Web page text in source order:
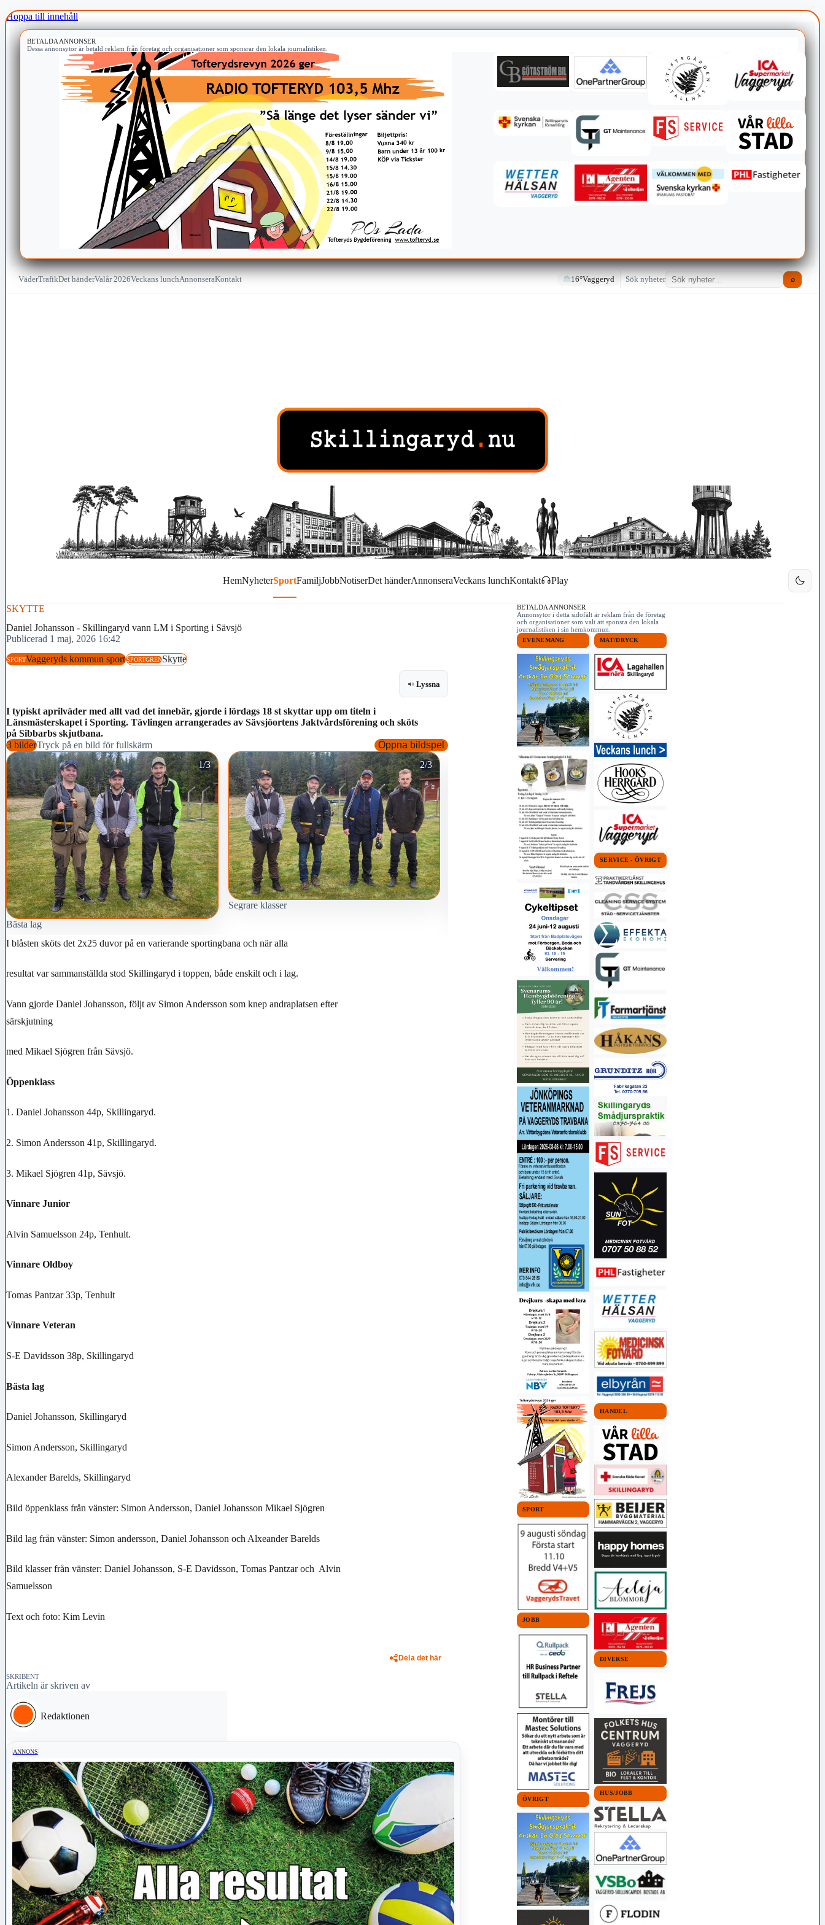
Hoppa till innehåll
BETALDA ANNONSER
Dessa annonsytor är betald reklam från företag och organisationer som sponsrar den lokala journalistiken.
VäderTrafikDet händerValår 2026Veckans lunchAnnonseraKontakt 16°Vaggeryd Sök nyheter ⌕
HemNyheterSportFamiljJobbNotiserDet händerAnnonseraVeckans lunchKontakt Play
SKYTTE
Daniel Johansson - Skillingaryd vann LM i Sporting i Sävsjö
Publicerad 1 maj, 2026 16:42
SPORTVaggeryds kommun sportSPORTGRENSkytte
Lyssna
I typiskt aprilväder med allt vad det innebär, gjorde i lördags 18 st skyttar upp om titeln i
Länsmästerskapet i Sporting. Tävlingen arrangerades av Sävsjöortens Jaktvårdsförening och sköts
på Sibbarbs skjutbana.
3 bilderTryck på en bild för fullskärm
Öppna bildspel
1/3
Bästa lag
2/3
Segrare klasser
3/3
I blåsten sköts det 2x25 duvor på en varierande sportingbana och när alla
resultat var sammanställda stod Skillingaryd i toppen, både enskilt och i lag.
Vann gjorde Daniel Johansson, följt av Simon Andersson som knep andraplatsen efter
särskjutning
med Mikael Sjögren från Sävsjö.
Öppenklass
1. Daniel Johansson 44p, Skillingaryd.
2. Simon Andersson 41p, Skillingaryd.
3. Mikael Sjögren 41p, Sävsjö.
Vinnare Junior
Alvin Samuelsson 24p, Tenhult.
Vinnare Oldboy
Tomas Pantzar 33p, Tenhult
Vinnare Veteran
S-E Davidsson 38p, Skillingaryd
Bästa lag
Daniel Johansson, Skillingaryd
Simon Andersson, Skillingaryd
Alexander Barelds, Skillingaryd
Bild öppenklass från vänster: Simon Andersson, Daniel Johansson Mikael Sjögren
Bild lag från vänster: Simon andersson, Daniel Johansson och Alxeander Barelds
Bild klasser från vänster: Daniel Johansson, S-E Davidsson, Tomas Pantzar och Alvin
Samuelsson
Text och foto: Kim Levin
Dela det här
SKRIBENT
Artikeln är skriven av
Redaktionen
ANNONS
BETALDA ANNONSER
Annonsytor i detta sidofält är reklam från de företag
och organisationer som valt att sponsra den lokala
journalistiken i sin hemkommun.
EVENEMANG
SPORT
JOBB
ÖVRIGT
MAT/DRYCK
SERVICE - ÖVRIGT
HANDEL
DIVERSE
HUS/JOBB